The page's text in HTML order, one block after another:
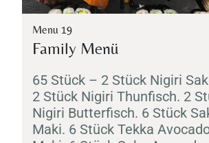
Menu 19
Family Menü
65 Stück – 2 Stück Nigiri
2 Stück Nigiri Thunfisch. 2
Nigiri Butterfisch. 6 Stück
Maki. 6 Stück Tekka